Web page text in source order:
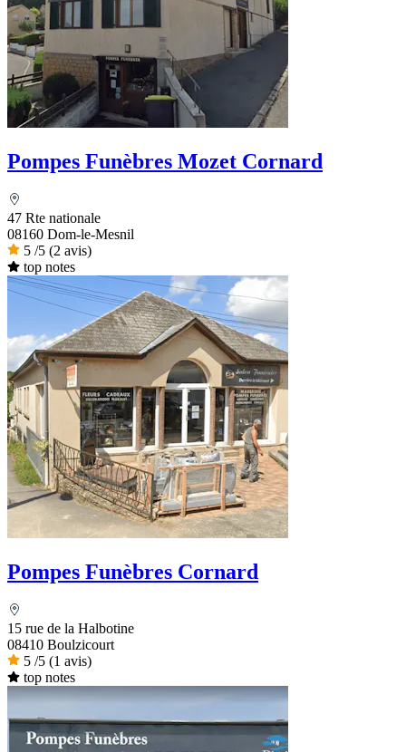
Pompes Funèbres Mozet Cornard
47 Rte nationale
08160 Dom-le-Mesnil
5 /5 (2 avis)
top notes
Pompes Funèbres Cornard
15 rue de la Halbotine
08410 Boulzicourt
5 /5 (1 avis)
top notes